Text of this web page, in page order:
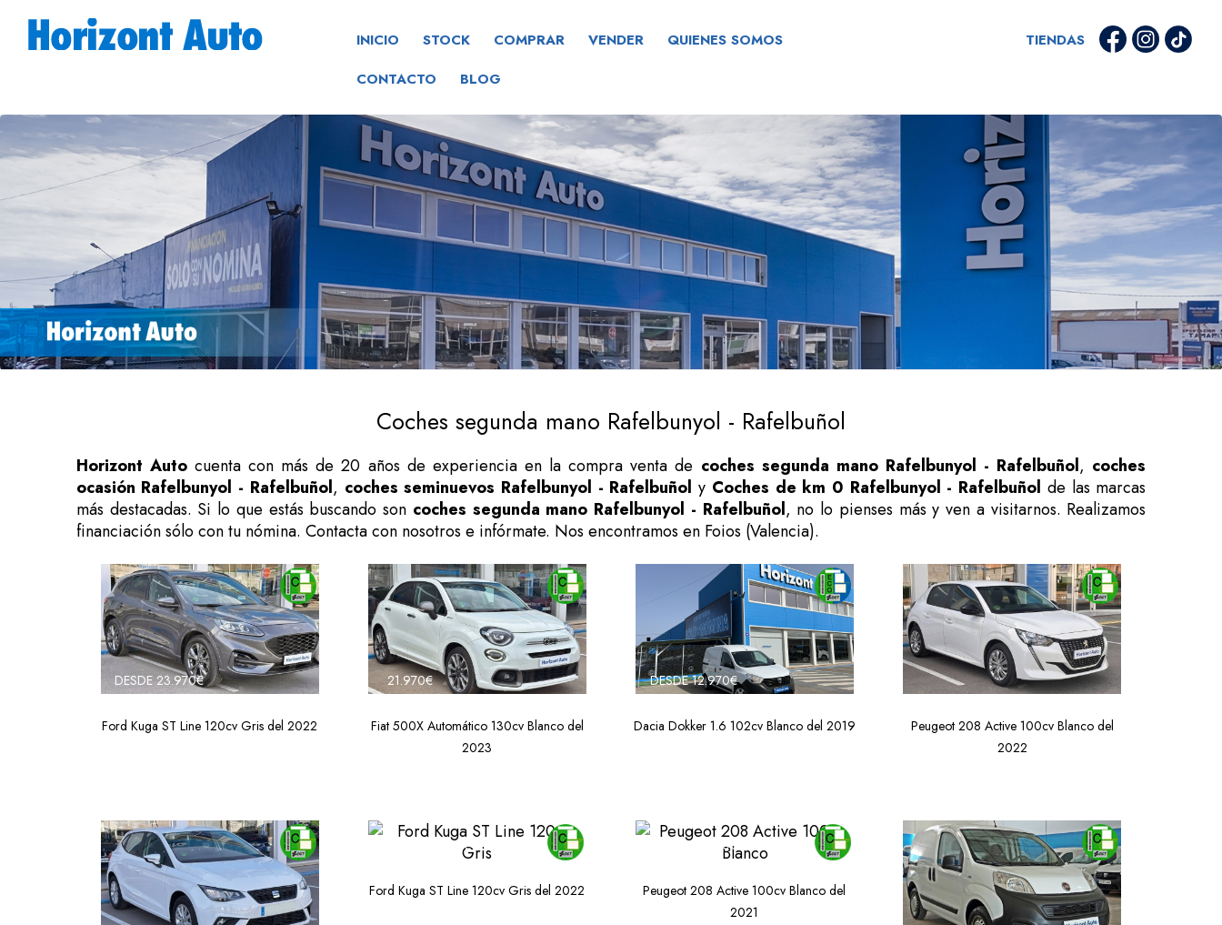
INICIO STOCK COMPRAR VENDER
QUIENES SOMOS
CONTACTO
BLOG
TIENDAS
Coches segunda mano Rafelbunyol - Rafelbuñol
Horizont Autocuenta con más de 20 años de experiencia en la compra venta de coches segunda mano Rafelbunyol - Rafelbuñol, coches
ocasión Rafelbunyol - Rafelbuñol, coches seminuevos Rafelbunyol - Rafelbuñol y Coches de km 0 Rafelbunyol - Rafelbuñol de las marcas
más destacadas. Si lo que estás buscando son coches segunda mano Rafelbunyol - Rafelbuñol, no lo pienses más y ven a visitarnos. Realizamos
financiación sólo con tu nómina. Contacta con nosotros e infórmate. Nos encontramos en Foios (Valencia).
DESDE 23.970€
Ford Kuga ST Line 120cv Gris del 2022
21.970€
Fiat 500X Automático 130cv Blanco del
2023
DESDE 12.970€
Dacia Dokker 1.6 102cv Blanco del 2019
Peugeot 208 Active 100cv Blanco del
2022
DESDE 25.970€
Ford Kuga ST Line 120cv Gris del 2022
DESDE 14.970€
Peugeot 208 Active 100cv Blanco del
2021